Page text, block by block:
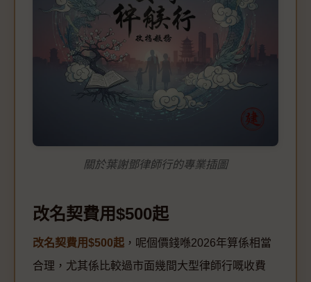
關於葉謝鄧律師行的專業插圖
改名契費用$500起
改名契費用$500起 ，呢個價錢喺2026年算係相當
合理，尤其係比較過市面幾間大型律師行嘅收費